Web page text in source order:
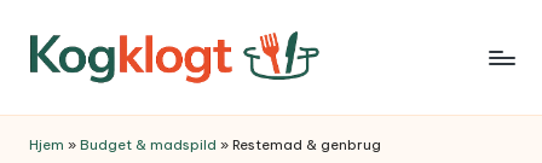
content
Hjem » Budget & madspild » Restemad & genbrug